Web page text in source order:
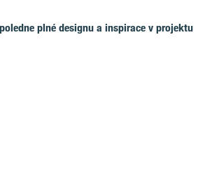
plné designu a inspirace v projektu